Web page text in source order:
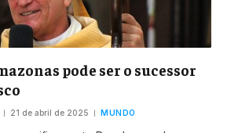
pode ser o sucessor
21 de abril de 2025 MUNDO